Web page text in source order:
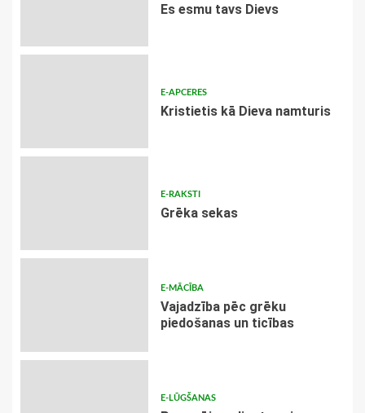
Es esmu tavs Dievs
E-APCERES
Kristietis kā Dieva namturis
E-RAKSTI
Grēka sekas
E-MĀCĪBA
Vajadzība pēc grēku
piedošanas un ticības
E-LŪGŠANAS